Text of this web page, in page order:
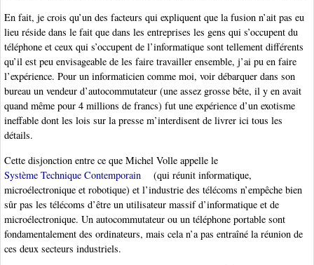
En fait, je crois qu’un des facteurs qui expliquent que la fusion n’ait pas eu
lieu réside dans le fait que dans les entreprises les gens qui s’occupent du
téléphone et ceux qui s’occupent de l’informatique sont tellement différents
qu’il est peu envisageable de les faire travailler ensemble, j’ai pu en faire
l’expérience. Pour un informaticien comme moi, voir débarquer dans son
bureau un vendeur d’autocommutateur (une assez grosse bête, il y en avait
quand même pour 4 millions de francs) fut une expérience d’un exotisme
ineffable dont les lois sur la presse m’interdisent de livrer ici tous les
détails.
Cette disjonction entre ce que Michel Volle appelle le
Système Technique Contemporain
(qui réunit informatique,
microélectronique et robotique) et l’industrie des télécoms n’empêche bien
sûr pas les télécoms d’être un utilisateur massif d’informatique et de
microélectronique. Un autocommutateur ou un téléphone portable sont
fondamentalement des ordinateurs, mais cela n’a pas entraîné la réunion de
ces deux secteurs industriels.